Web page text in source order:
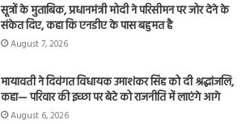
सूत्रों के मुताबिक, प्रधानमंत्री मोदी ने परिसीमन पर जोर देने के
संकेत दिए, कहा कि एनडीए के पास बहुमत है
August 7, 2026
मायावती ने दिवंगत विधायक उमाशंकर सिंह को दी श्रद्धांजलि,
कहा— परिवार की इच्छा पर बेटे को राजनीति में लाएंगे आगे
August 6, 2026